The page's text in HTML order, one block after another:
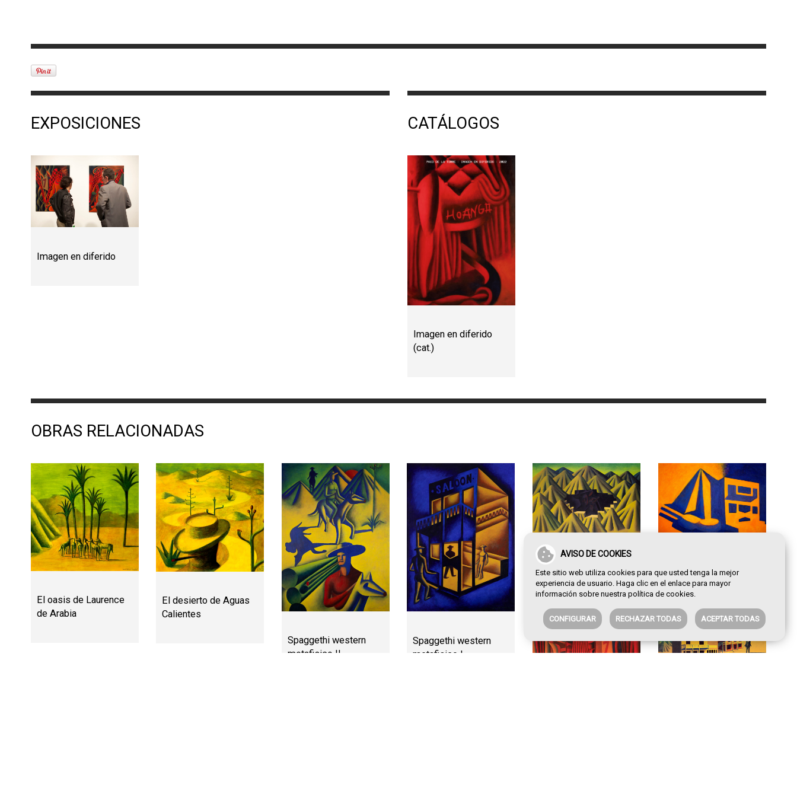
AVISO DE COOKIES
Este sitio web utiliza cookies para que usted tenga la mejor
experiencia de usuario. Haga clic en el enlace para mayor
información sobre nuestra política de cookies.
CONFIGURAR RECHAZAR TODAS ACEPTAR TODAS
EXPOSICIONES CATÁLOGOS
Imagen en diferido
Imagen en diferido
(cat.)
OBRAS RELACIONADAS
El oasis de Laurence
de Arabia
El desierto de Aguas
Calientes
Spaggethi western
metafisico II
Spaggethi western
metafisico I
La frontera Bodegón wenstern